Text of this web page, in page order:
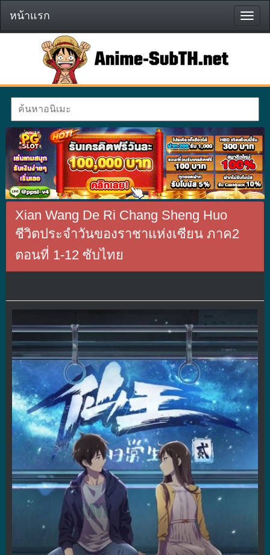
หน้า
แรก
หน้าแรก
Xian Wang De Ri Chang Sheng Huo
ชีวิตประจำวันของราชาแห่งเซียน ภาค2
ตอนที่ 1-12 ซับไทย